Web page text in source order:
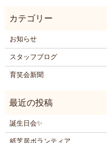
お知らせ
スタッフブログ
育笑会新聞
誕生日会✨
紙芝居ボランティア